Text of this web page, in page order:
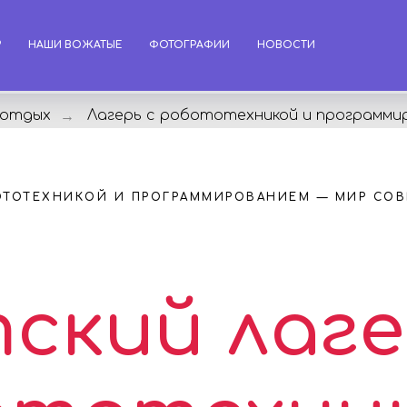
НАШИ ВОЖАТЫЕ ФОТОГРАФИИ НОВОСТИ
→ Лагерь с робототехникой и
И ПРОГРАММИРОВАНИЕМ — МИР